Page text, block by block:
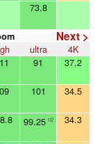
73.8
Next >
ultra
4K
91 37.2
101 34.5
99.25 n2 34.3